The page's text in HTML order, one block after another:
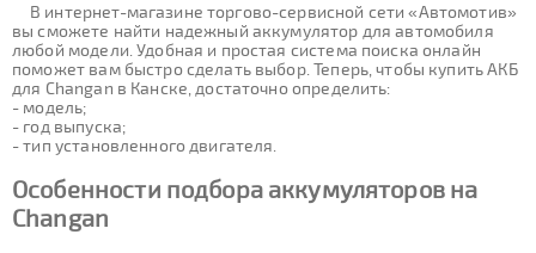
В интернет-магазине торгово-сервисной сети «Автомотив»
вы сможете найти надежный аккумулятор для автомобиля
любой модели. Удобная и простая система поиска онлайн
поможет вам быстро сделать выбор. Теперь, чтобы купить АКБ
для Changan в Канске, достаточно определить:
- модель;
- год выпуска;
- тип установленного двигателя.
Особенности подбора аккумуляторов на
Changan